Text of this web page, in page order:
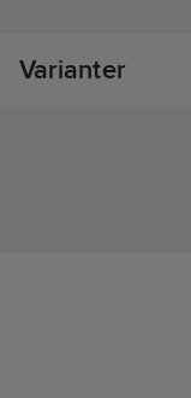
Varianter